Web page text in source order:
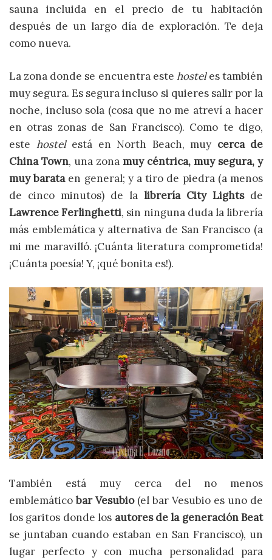
sauna incluida en el precio de tu habitación
después de un largo día de exploración. Te deja
como nueva.
La zona donde se encuentra este hosteles también
muy segura. Es segura incluso si quieres salir por la
noche, incluso sola (cosa que no me atreví a hacer
en otras zonas de San Francisco). Como te digo,
este hostelestá en North Beach, muy cerca de
China Town, una zona muy céntrica, muy segura, y
muy barataen general; y a tiro de piedra (a menos
de cinco minutos) de la librería City Lightsde
Lawrence Ferlinghetti, sin ninguna duda la librería
más emblemática y alternativa de San Francisco (a
mi me maravilló. ¡Cuánta literatura comprometida!
¡Cuánta poesía! Y, ¡qué bonita es!).
También está muy cerca del no menos
emblemático bar Vesubio(el bar Vesubio es uno de
los garitos donde los autores de la generación Beat
se juntaban cuando estaban en San Francisco), un
lugar perfecto y con mucha personalidad para